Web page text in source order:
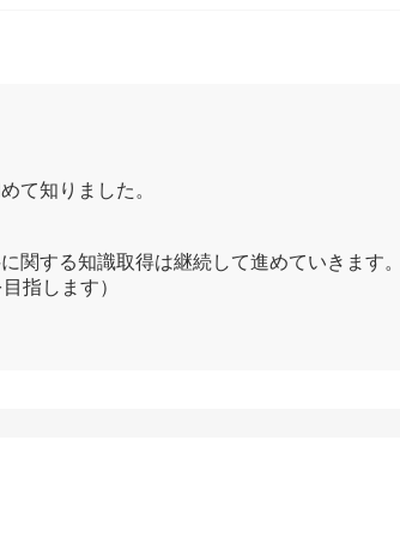
て知りました。
関する知識取得は継続して進めていきます
指します）